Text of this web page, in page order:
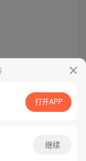
打开APP
继续
5
Reserved